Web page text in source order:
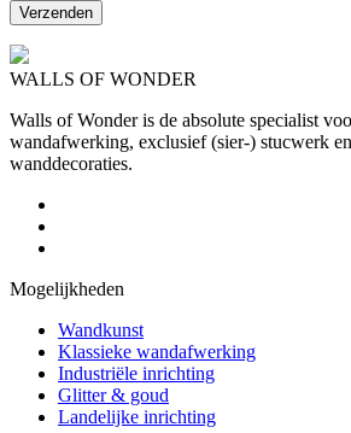
WALLS OF WONDER
Walls of Wonder is de absolute specialist
wandafwerking, exclusief (sier-) stucwerk
wanddecoraties.
Mogelijkheden
Wandkunst
Klassieke wandafwerking
Industriële inrichting
Glitter & goud
Landelijke inrichting